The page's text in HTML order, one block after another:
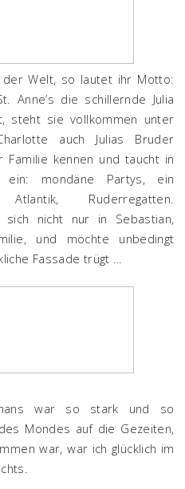
der Welt, so lautet ihr Motto:
Anne’s die schillernde Julia
steht sie vollkommen unter
auch Julias Bruder
kennen und taucht in
mondäne Partys, ein
Ruderregatten.
sich nicht nur in Sebastian,
und möchte unbedingt
Fassade trügt …
war so stark und so
Mondes auf die Gezeiten,
war, war ich glücklich im